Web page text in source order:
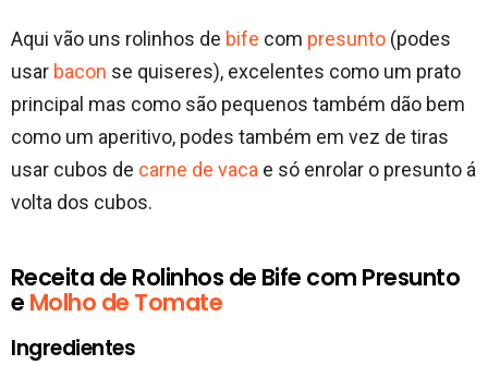
Aqui vão uns rolinhos de bife com presunto (podes
usar bacon se quiseres), excelentes como um prato
principal mas como são pequenos também dão bem
como um aperitivo, podes também em vez de tiras
usar cubos de carne de vaca e só enrolar o presunto á
volta dos cubos.
Receita de Rolinhos de Bife com Presunto
e Molho de Tomate
Ingredientes